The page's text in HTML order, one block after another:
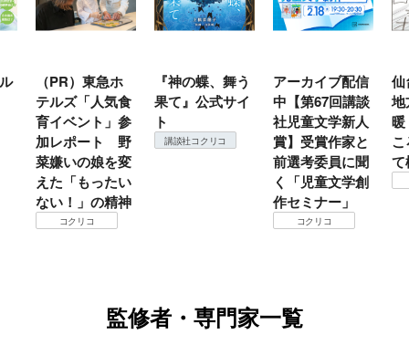
（PR）東急ホ
テルズ「人気食
育イベント」参
加レポート 野
菜嫌いの娘を変
えた「もったい
ない！」の精神
コクリコ
『神の蝶、舞う
果て』公式サイ
ト
講談社コクリコ
アーカイブ配信
中【第67回講談
社児童文学新人
賞】受賞作家と
前選考委員に聞
く「児童文学創
作セミナー」
コクリコ
仙
地
て
監修者・専門家一覧